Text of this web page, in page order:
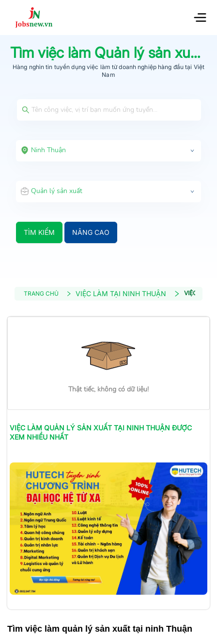
Tìm việc làm Quản lý sản xuất
Hàng nghìn tin tuyển dụng việc làm từdoanh nghiệp hàng đầu tại Việt
Nam
Ninh Thuận
Quản lý sản xuất
TÌM KIẾM NÂNG CAO
TRANG CHỦ VIỆC LÀM TẠI NINH THUẬN VIỆC LÀM
Thật tiếc, không có dữ liệu!
VIỆC LÀM QUẢN LÝ SẢN XUẤT TẠI NINH THUẬN ĐƯỢC
XEM NHIỀU NHẤT
Tìm việc làm quản lý sản xuất tại ninh Thuận